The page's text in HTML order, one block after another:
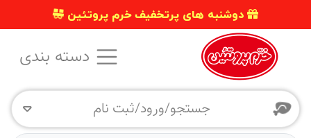
دوشنبه های پرتخفیف خرم پروتئین
جستجو/ورود/ثبت نام